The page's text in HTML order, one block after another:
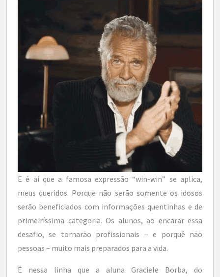
E é aí que a famosa expressão “win-win” se aplica,
meus queridos. Porque não serão somente os idosos
serão beneficiados com informações quentinhas e de
primeiríssima categoria. Os alunos, ao encarar essa
desafio, se tornarão profissionais – e porquê não
pessoas – muito mais preparados para a vida.
É nessa linha que a aluna Graciele Borba, do